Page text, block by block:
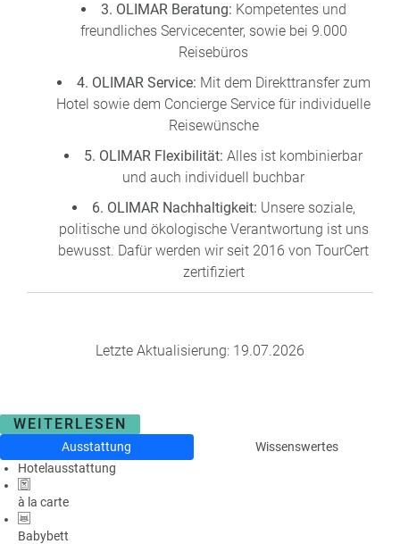
3. OLIMAR Beratung: Kompetentes und
freundliches Servicecenter, sowie bei 9.000
Reisebüros
4. OLIMAR Service: Mit dem Direkttransfer zum
Hotel sowie dem Concierge Service für individuelle
Reisewünsche
5. OLIMAR Flexibilität: Alles ist kombinierbar
und auch individuell buchbar
6. OLIMAR Nachhaltigkeit: Unsere soziale,
politische und ökologische Verantwortung ist uns
bewusst. Dafür werden wir seit 2016 von TourCert
zertifiziert
Letzte Aktualisierung: 19.07.2026
WEITERLESEN
Ausstattung
Wissenswertes
Hotelausstattung
à la carte
Babybett